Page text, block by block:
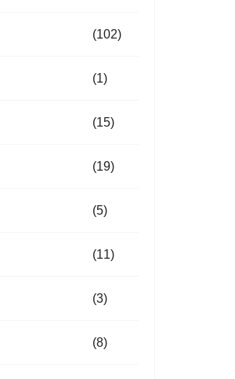
(102)
(1)
(15)
(19)
(5)
(11)
(3)
(8)